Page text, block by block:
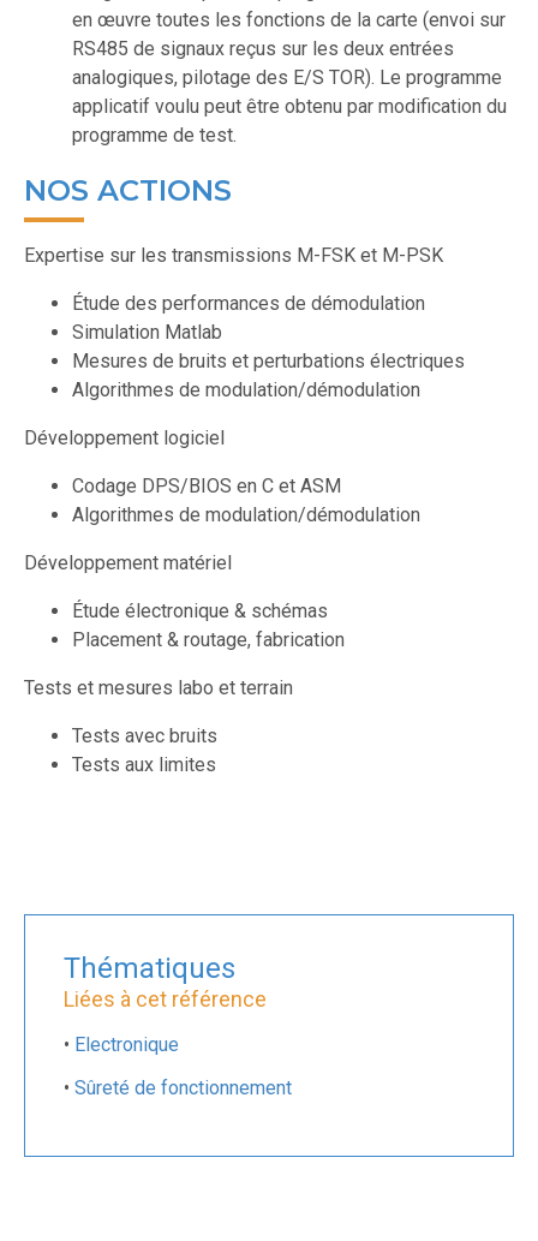
en œuvre toutes les fonctions de la carte (envoi sur
RS485 de signaux reçus sur les deux entrées
analogiques, pilotage des E/S TOR). Le programme
applicatif voulu peut être obtenu par modification du
programme de test.
NOS ACTIONS
Expertise sur les transmissions M-FSK et M-PSK
Étude des performances de démodulation
Simulation Matlab
Mesures de bruits et perturbations électriques
Algorithmes de modulation/démodulation
Développement logiciel
Codage DPS/BIOS en C et ASM
Algorithmes de modulation/démodulation
Développement matériel
Étude électronique & schémas
Placement & routage, fabrication
Tests et mesures labo et terrain
Tests avec bruits
Tests aux limites
Thématiques
Liées à cet référence
• Electronique
• Sûreté de fonctionnement